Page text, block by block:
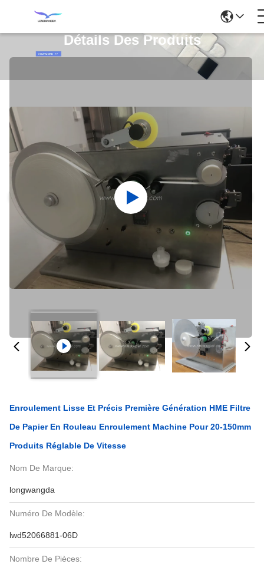
Détails Des Produits
Enroulement Lisse Et Précis Première Génération HME Filtre
De Papier En Rouleau Enroulement Machine Pour 20-150mm
Produits Réglable De Vitesse
Nom De Marque:
longwangda
Numéro De Modèle:
lwd52066881-06D
Nombre De Pièces: